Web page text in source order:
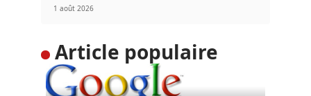
1 août 2026
Article populaire